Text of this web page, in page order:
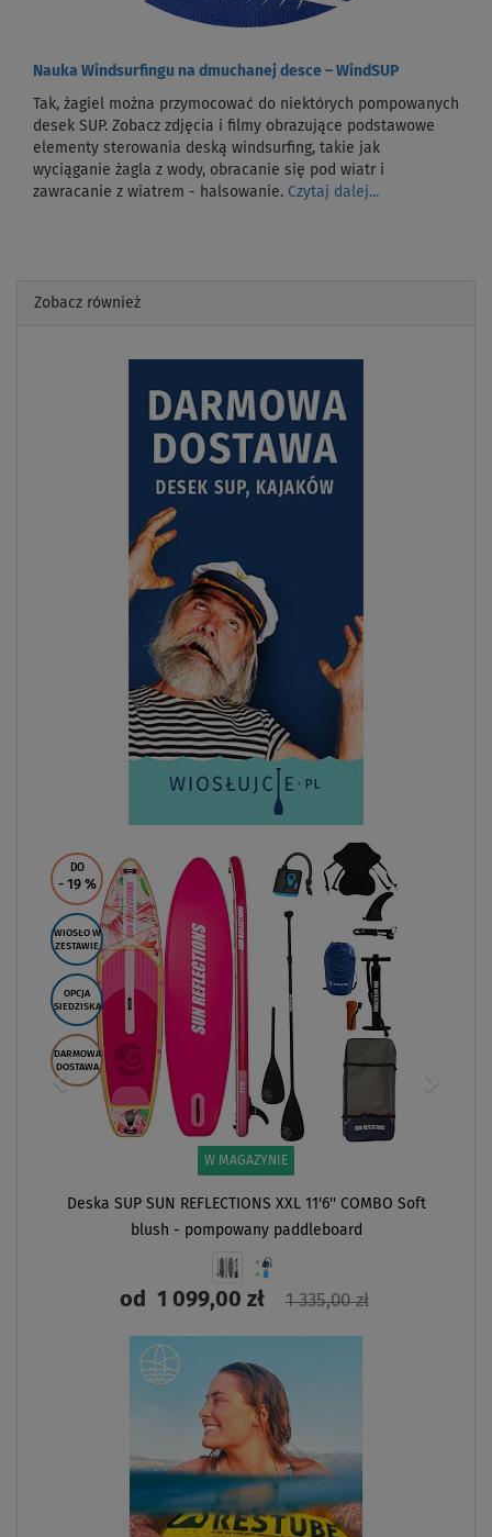
Nauka Windsurfingu na dmuchanej desce – WindSUP
Tak, żagiel można przymocować do niektórych pompowanych
desek SUP. Zobacz zdjęcia i filmy obrazujące podstawowe
elementy sterowania deską windsurfing, takie jak
wyciąganie żagla z wody, obracanie się pod wiatr i
zawracanie z wiatrem - halsowanie. Czytaj dalej...
Zobacz również
DO
- 19 %
WIOSŁO W
ZESTAWIE
OPCJA
SIEDZISKA
DARMOWA
DOSTAWA
W MAGAZYNIE
Deska SUP SUN REFLECTIONS XXL 11'6'' COMBO Soft
blush - pompowany paddleboard
od1 099,00 zł 1 335,00 zł